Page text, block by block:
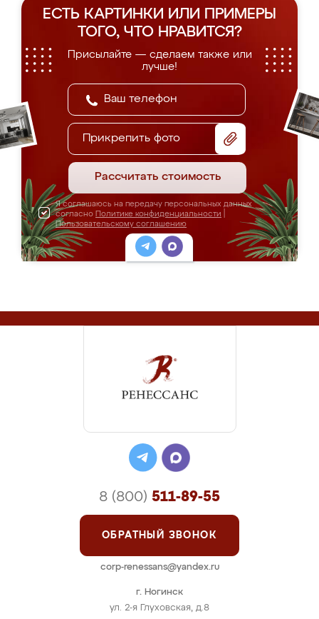
ЕСТЬ КАРТИНКИ ИЛИ ПРИМЕРЫ
ТОГО, ЧТО НРАВИТСЯ?
Присылайте — сделаем также или
лучше!
Прикрепить фото
Рассчитать стоимость
Я соглашаюсь на передачу персональных данных
согласно Политике конфиденциальности
Пользовательскому соглашению
г. Ногинск
ул. 2-я Глуховская, д.8
8 (800) 511-89-55
ОБРАТНЫЙ ЗВОНОК
corp-renessans@yandex.ru